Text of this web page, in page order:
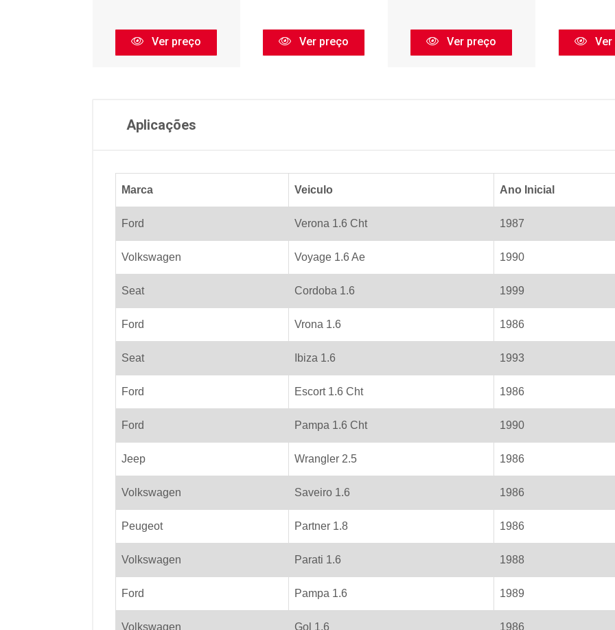
Ver preço Ver preço Ver preço Ver
Aplicações
Marca Veiculo Ano Inicial
Ford Verona 1.6 Cht 1987
Volkswagen Voyage 1.6 Ae 1990
Seat Cordoba 1.6 1999
Ford Vrona 1.6 1986
Seat Ibiza 1.6 1993
Ford Escort 1.6 Cht 1986
Ford Pampa 1.6 Cht 1990
Jeep Wrangler 2.5 1986
Volkswagen Saveiro 1.6 1986
Peugeot Partner 1.8 1986
Volkswagen Parati 1.6 1988
Ford Pampa 1.6 1989
Volkswagen Gol 1.6 1986